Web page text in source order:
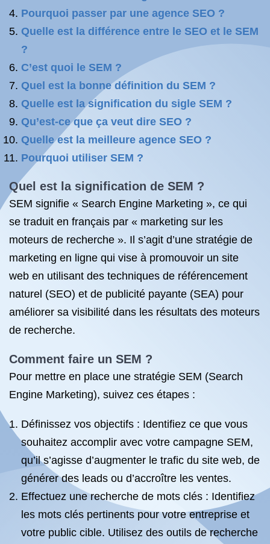
Pourquoi passer par une agence SEO ?
Quelle est la différence entre le SEO et le SEM
?
C’est quoi le SEM ?
Quel est la bonne définition du SEM ?
Quelle est la signification du sigle SEM ?
Qu’est-ce que ça veut dire SEO ?
Quelle est la meilleure agence SEO ?
Pourquoi utiliser SEM ?
Quel est la signification de SEM ?
SEM signifie « Search Engine Marketing », ce qui
se traduit en français par « marketing sur les
moteurs de recherche ». Il s’agit d’une stratégie de
marketing en ligne qui vise à promouvoir un site
web en utilisant des techniques de référencement
naturel (SEO) et de publicité payante (SEA) pour
améliorer sa visibilité dans les résultats des moteurs
de recherche.
Comment faire un SEM ?
Pour mettre en place une stratégie SEM (Search
Engine Marketing), suivez ces étapes :
Définissez vos objectifs : Identifiez ce que vous
souhaitez accomplir avec votre campagne SEM,
qu’il s’agisse d’augmenter le trafic du site web, de
générer des leads ou d’accroître les ventes.
Effectuez une recherche de mots clés : Identifiez
les mots clés pertinents pour votre entreprise et
votre public cible. Utilisez des outils de recherche